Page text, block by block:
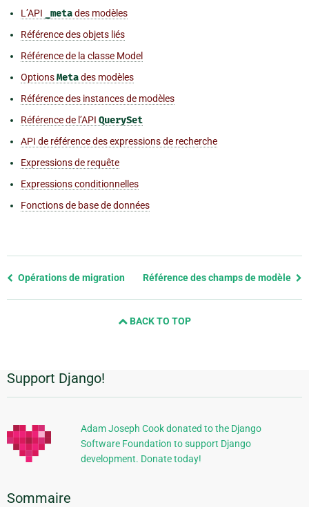
L’API
_metades modèles
Référence des objets liés
Référence de la classe Model
OptionsMetades modèles
Référence des instances de modèles
Référence de l’API QuerySet
API de référence des expressions de recherche
Expressions de requête
Expressions conditionnelles
Fonctions de base de données
Previous
Opérations de migration Référence des champs de modèle
BACK TO TOP
Informations
supplémentaires
Support Django!
Adam Joseph Cook donated to the Django
Software Foundation to support Django
development. Donate today!
Sommaire